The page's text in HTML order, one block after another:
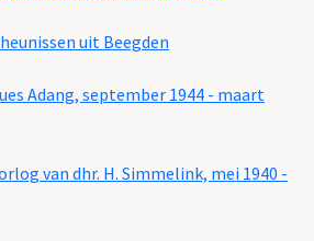
uit Beegden
Adang, september 1944 - maart
van dhr. H. Simmelink, mei 1940 -